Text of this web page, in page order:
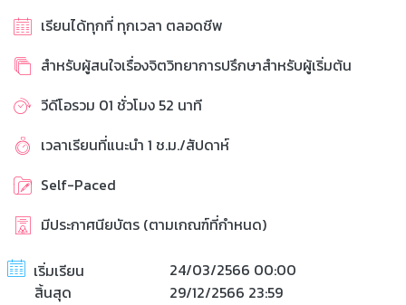
เรียนได้ทุกที่ ทุกเวลา ตลอดชีพ
สำหรับผู้สนใจเรื่องจิตวิทยาการปรึกษาสำหรับผู้เริ่มต้น
วีดีโอรวม 01 ชั่วโมง 52 นาที
เวลาเรียนที่แนะนำ 1 ช.ม./สัปดาห์
Self-Paced
มีประกาศนียบัตร (ตามเกณฑ์ที่กำหนด)
เริ่มเรียน
24/03/2566 00:00
สิ้นสุด
29/12/2566 23:59